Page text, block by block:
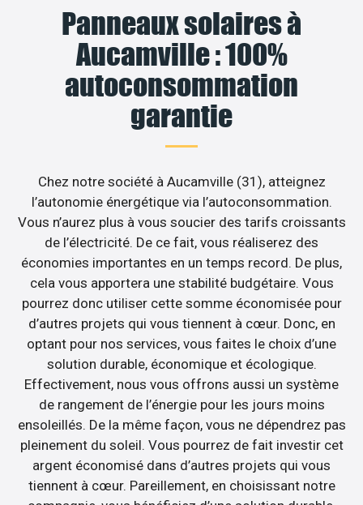
Panneaux solaires à
Aucamville : 100%
autoconsommation
garantie
Chez notre société à Aucamville (31), atteignez
l’autonomie énergétique via l’autoconsommation.
Vous n’aurez plus à vous soucier des tarifs croissants
de l’électricité. De ce fait, vous réaliserez des
économies importantes en un temps record. De plus,
cela vous apportera une stabilité budgétaire. Vous
pourrez donc utiliser cette somme économisée pour
d’autres projets qui vous tiennent à cœur. Donc, en
optant pour nos services, vous faites le choix d’une
solution durable, économique et écologique.
Effectivement, nous vous offrons aussi un système
de rangement de l’énergie pour les jours moins
ensoleillés. De la même façon, vous ne dépendrez pas
pleinement du soleil. Vous pourrez de fait investir cet
argent économisé dans d’autres projets qui vous
tiennent à cœur. Pareillement, en choisissant notre